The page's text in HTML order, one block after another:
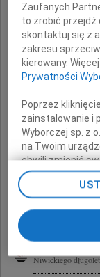
Społeczność
Jacka Niwickiego
Społeczność
Niwickiego
Zaufanych
to zrobić przejdź
skontaktuj się z
zakresu
kierowany.
Prywatności
Poprzez
zainstalowanie i
Wyborczej sp. z
na Twoim
chwili zmienić
ponownie
preferencjami
odnośnik
przechodząc do
Zmiana
pomocą
My, nasi